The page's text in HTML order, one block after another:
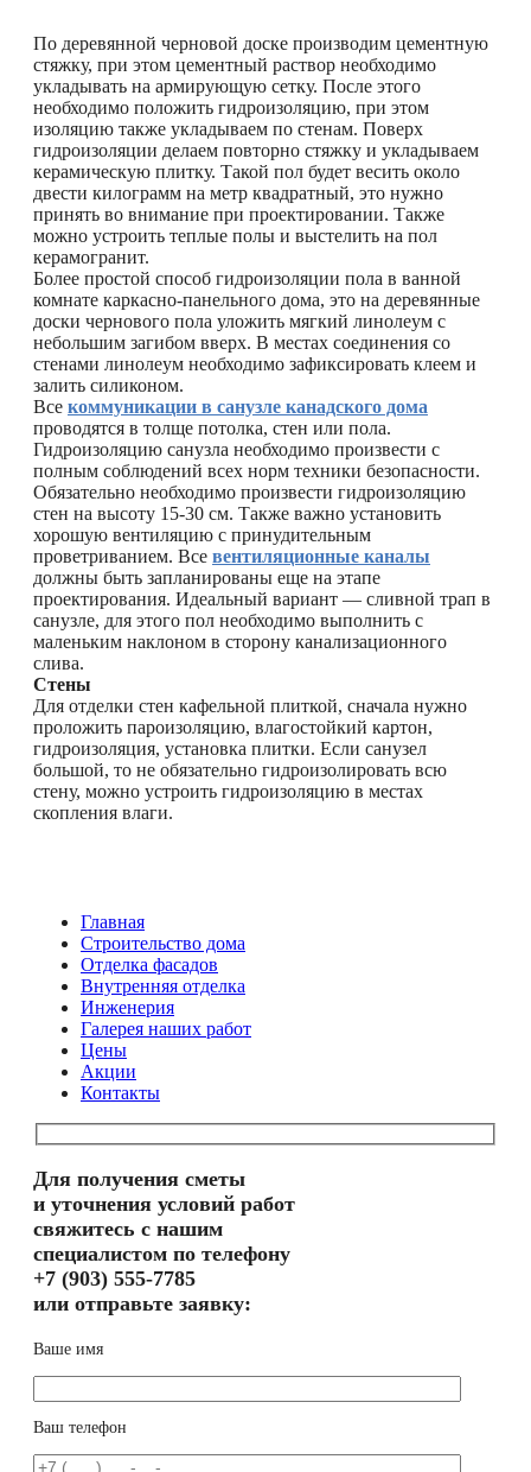
По деревянной черновой доске производим цементную
стяжку, при этом цементный раствор необходимо
укладывать на армирующую сетку. После этого
необходимо положить гидроизоляцию, при этом
изоляцию также укладываем по стенам. Поверх
гидроизоляции делаем повторно стяжку и укладываем
керамическую плитку. Такой пол будет весить около
двести килограмм на метр квадратный, это нужно
принять во внимание при проектировании. Также
можно устроить теплые полы и выстелить на пол
керамогранит.
Более простой способ гидроизоляции пола в ванной
комнате каркасно-панельного дома, это на деревянные
доски чернового пола уложить мягкий линолеум с
небольшим загибом вверх. В местах соединения со
стенами линолеум необходимо зафиксировать клеем и
залить силиконом.
Все коммуникации в санузле канадского дома
проводятся в толще потолка, стен или пола.
Гидроизоляцию санузла необходимо произвести с
полным соблюдений всех норм техники безопасности.
Обязательно необходимо произвести гидроизоляцию
стен на высоту 15-30 см. Также важно установить
хорошую вентиляцию с принудительным
проветриванием. Все вентиляционные каналы
должны быть запланированы еще на этапе
проектирования. Идеальный вариант — сливной трап в
санузле, для этого пол необходимо выполнить с
маленьким наклоном в сторону канализационного
слива.
Стены
Для отделки стен кафельной плиткой, сначала нужно
проложить пароизоляцию, влагостойкий картон,
гидроизоляция, установка плитки. Если санузел
большой, то не обязательно гидроизолировать всю
стену, можно устроить гидроизоляцию в местах
скопления влаги.
Главная
Строительство дома
Отделка фасадов
Внутренняя отделка
Инженерия
Галерея наших работ
Цены
Акции
Контакты
Для получения сметы
и уточнения условий работ
свяжитесь с нашим
специалистом по телефону
+7 (903) 555-7785
или отправьте заявку:
Ваше имя
Ваш телефон